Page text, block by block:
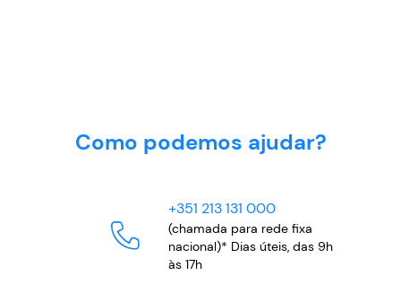
Como podemos ajudar?
+351 213 131 000
(chamada para rede fixa
nacional)* Dias úteis, das 9h
às 17h